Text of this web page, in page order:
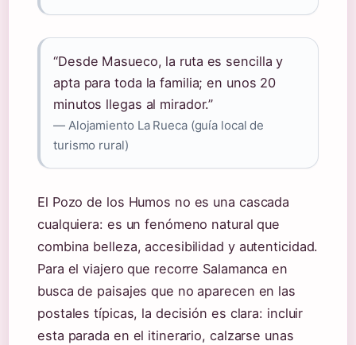
“Desde Masueco, la ruta es sencilla y
apta para toda la familia; en unos 20
minutos llegas al mirador.”
— Alojamiento La Rueca (guía local de
turismo rural)
El Pozo de los Humos no es una cascada
cualquiera: es un fenómeno natural que
combina belleza, accesibilidad y autenticidad.
Para el viajero que recorre Salamanca en
busca de paisajes que no aparecen en las
postales típicas, la decisión es clara: incluir
esta parada en el itinerario, calzarse unas